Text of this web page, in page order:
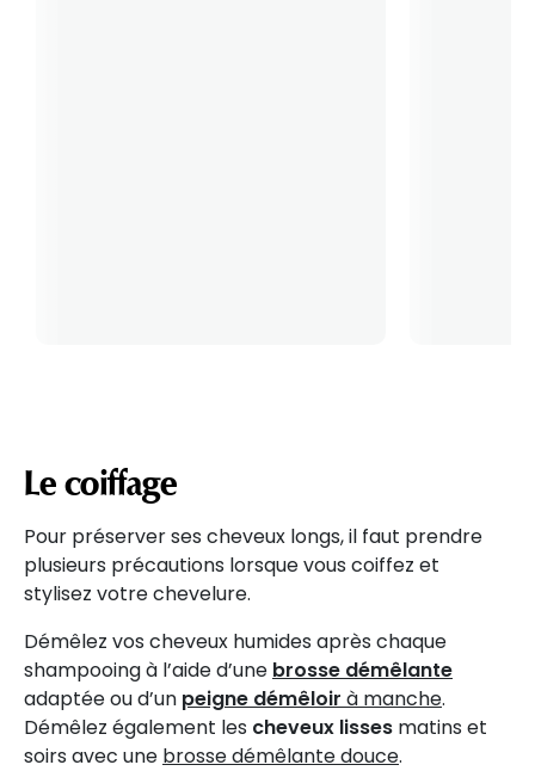
Le coiffage
Pour préserver ses cheveux longs, il faut prendre
plusieurs précautions lorsque vous coiffez et
stylisez votre chevelure.
Démêlez vos cheveux humides après chaque
shampooing à l’aide d’une brosse démêlante
adaptée ou d’un peigne démêloir à manche.
Démêlez également les cheveux lisses matins et
soirs avec une brosse démêlante douce.